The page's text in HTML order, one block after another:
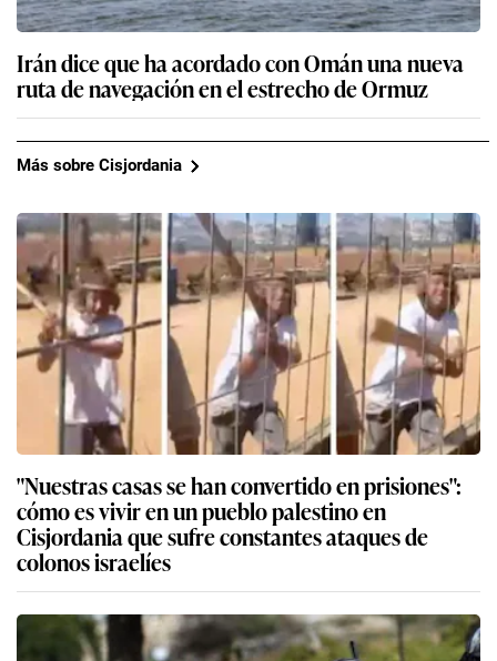
Irán dice que ha acordado con Omán una nueva
ruta de navegación en el estrecho de Ormuz
Más sobre Cisjordania
"Nuestras casas se han convertido en prisiones":
cómo es vivir en un pueblo palestino en
Cisjordania que sufre constantes ataques de
colonos israelíes